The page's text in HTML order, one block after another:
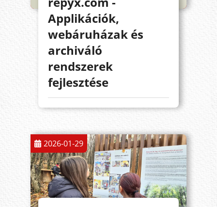
Applikációk,
webáruházak és
archiváló
rendszerek
fejlesztése
2026-01-29